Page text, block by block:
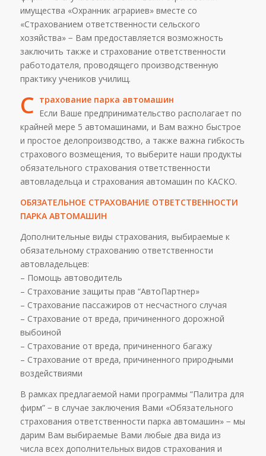
имущества «Охранник аграриев» вместе со
«Страхованием ответственности сельского
хозяйства» − Вам предоставляется возможность
заключить также и страхование ответственности
работодателя, проводящего производственную
практику учеников училищ.
С трахование парка автомашин
Если Ваше предпринимательство располагает по
крайней мере 5 автомашинами, и Вам важно быстрое
и простое делопроизводство, а также важна гибкость
страхового возмещения, то выберите наши продукты
обязательного страхования ответственности
автовладельца и страхования автомашин по КАСКО.
ОБЯЗАТЕЛЬНОЕ СТРАХОВАНИЕ ОТВЕТСТВЕННОСТИ
ПАРКА АВТОМАШИН
Дополнительные виды страхования, выбираемые к
обязательному страхованию ответственности
автовладельцев:
– Помощь автоводитель
– Страхование защиты прав “АвтоПартнер»
– Страхование пассажиров от несчастного случая
– Страхование от вреда, причиненного дорожной
выбоиной
– Страхование от вреда, причиненного багажу
– Страхование от вреда, причиненного природными
воздействиями
В рамках предлагаемой нами программы “Палитра для
фирм” − в случае заключения Вами «Обязательного
страхования ответственности парка автомашин» − мы
дарим Вам выбираемые Вами любые два вида из
числа всех дополнительных видов страхования и